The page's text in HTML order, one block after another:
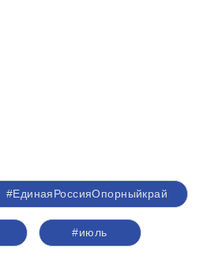
#ЕдинаяРоссияОпорныйкрай
#июль